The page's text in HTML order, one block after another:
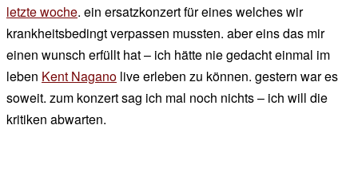
letzte woche. ein ersatzkonzert für eines welches wir
krankheitsbedingt verpassen mussten. aber eins das mir
einen wunsch erfüllt hat – ich hätte nie gedacht einmal im
leben Kent Nagano live erleben zu können. gestern war es
soweit. zum konzert sag ich mal noch nichts – ich will die
kritiken abwarten.